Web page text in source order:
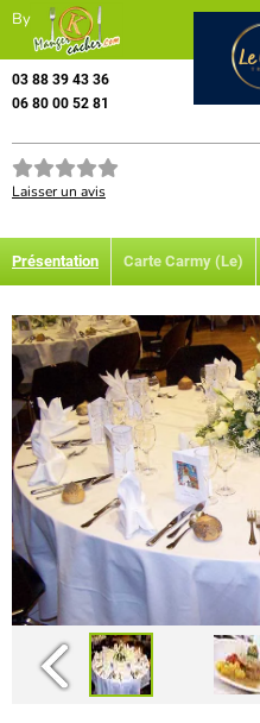
By
03 88 39 43 36
06 80 00 52 81
Laisser un avis
Présentation Carte Carmy (Le)